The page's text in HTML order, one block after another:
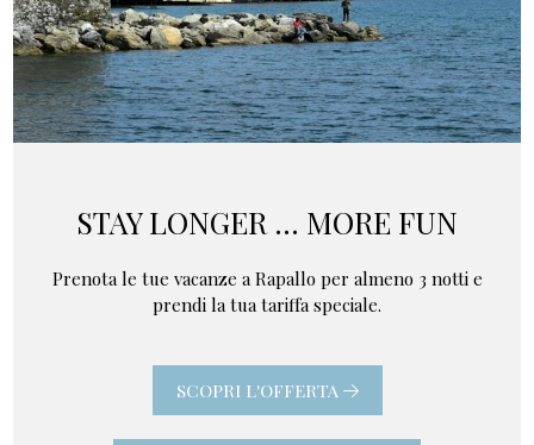
STAY LONGER ... MORE FUN
Prenota le tue vacanze a Rapallo per almeno 3 notti e
prendi la tua tariffa speciale.
SCOPRI L'OFFERTA